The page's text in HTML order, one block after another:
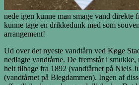
nede igen kunne man smage vand direkte
kunne tage en drikkedunk med som
arrangement!
Ud over det nyeste vandtårn ved Køge
nedlagte vandtårne. De fremstår i smukke,
helt tilbage fra 1892 (vandtårnet på Niels
(vandtårnet på Blegdammen). Ingen af